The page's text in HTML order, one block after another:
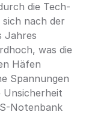
die Tech-
sich nach der
Jahres
was die
Häfen
Spannungen
Unsicherheit
Notenbank